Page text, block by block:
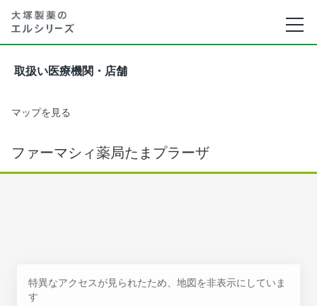
取扱い医療機関・店舗
マップを見る
ファーマシィ薬局たまプラーザ
特異なアクセスが見られたため、地図を非表示にしていま
す